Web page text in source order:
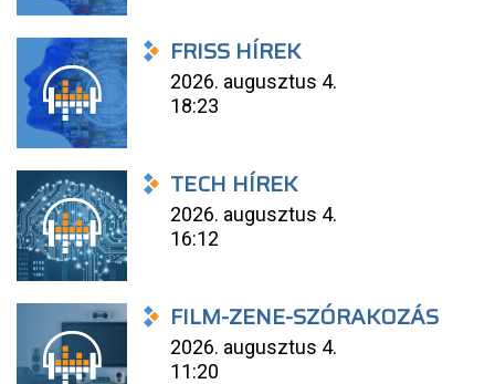
FRISS HÍREK
2026. augusztus 4.
18:23
TECH HÍREK
2026. augusztus 4.
16:12
FILM-ZENE-SZÓRAKOZÁS
2026. augusztus 4.
11:20